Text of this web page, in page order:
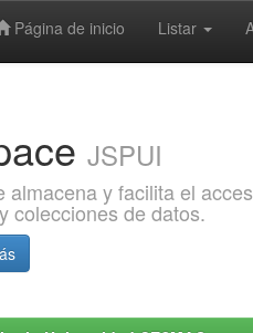
Página de inicio Listar
JSPUI
almacena y facilita el
colecciones de datos.